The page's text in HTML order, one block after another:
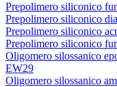
Prepolimero siliconico
Prepolimero siliconico
Prepolimero siliconico
Prepolimero siliconico
Oligomero silossanico
EW29
Oligomero silossanico